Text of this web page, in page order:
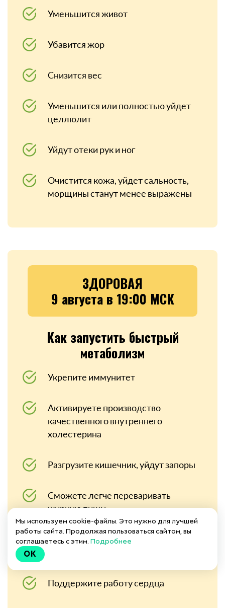
Уменьшится живот
Убавится жор
Снизится вес
Уменьшится или полностью уйдет
целлюлит
Уйдут отеки рук и ног
Очистится кожа, уйдет сальность,
морщины станут менее выражены
ЗДОРОВАЯ
9 августа в 19:00 МСК
Как запустить быстрый
метаболизм
Укрепите иммунитет
Активируете производство
качественного внутреннего
холестерина
Разгрузите кишечник, уйдут запоры
Сможете легче переваривать
жирную пищу
Наладите нормальное
Поддержите работу сердца
Мы используем cookie-файлы. Это нужно для лучшей
работы сайта. Продолжая пользоваться сайтом, вы
соглашаетесь с этим. Подробнее
OK